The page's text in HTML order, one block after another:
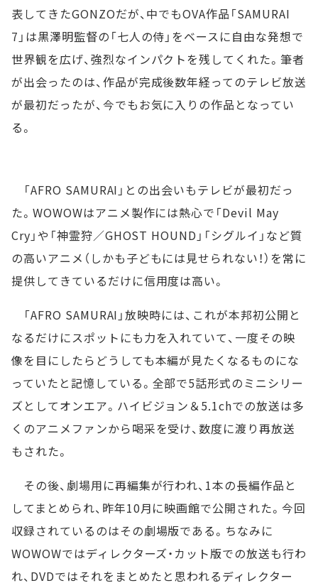
表してきたGONZOだが、中でもOVA作品「SAMURAI
7」は黒澤明監督の「七人の侍」をベースに自由な発想で
世界観を広げ、強烈なインパクトを残してくれた。筆者
が出会ったのは、作品が完成後数年経ってのテレビ放送
が最初だったが、今でもお気に入りの作品となってい
る。
「AFRO SAMURAI」との出会いもテレビが最初だっ
た。WOWOWはアニメ製作には熱心で「Devil May
Cry」や「神霊狩／GHOST HOUND」「シグルイ」など質
の高いアニメ（しかも子どもには見せられない！）を常に
提供してきているだけに信用度は高い。
「AFRO SAMURAI」放映時には、これが本邦初公開と
なるだけにスポットにも力を入れていて、一度その映
像を目にしたらどうしても本編が見たくなるものにな
っていたと記憶している。全部で5話形式のミニシリー
ズとしてオンエア。ハイビジョン＆5.1chでの放送は多
くのアニメファンから喝采を受け、数度に渡り再放送
もされた。
その後、劇場用に再編集が行われ、1本の長編作品と
してまとめられ、昨年10月に映画館で公開された。今回
収録されているのはその劇場版である。ちなみに
WOWOWではディレクターズ・カット版での放送も行わ
れ、DVDではそれをまとめたと思われるディレクター